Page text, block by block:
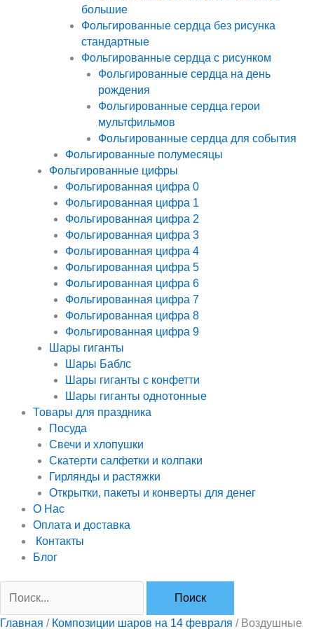
большие
Фольгированные сердца без рисунка
стандартные
Фольгированные сердца с рисунком
Фольгированные сердца на день
рождения
Фольгированные сердца герои
мультфильмов
Фольгированные сердца для события
Фольгированные полумесяцы
Фольгированные цифры
Фольгированная цифра 0
Фольгированная цифра 1
Фольгированная цифра 2
Фольгированная цифра 3
Фольгированная цифра 4
Фольгированная цифра 5
Фольгированная цифра 6
Фольгированная цифра 7
Фольгированная цифра 8
Фольгированная цифра 9
Шары гиганты
Шары Баблс
Шары гиганты с конфетти
Шары гиганты однотонные
Товары для праздника
Посуда
Свечи и хлопушки
Скатерти салфетки и колпаки
Гирлянды и растяжки
Открытки, пакеты и конверты для денег
О Нас
Оплата и доставка
Контакты
Блог
Главная / Композиции шаров на 14 февраля / Воздушные